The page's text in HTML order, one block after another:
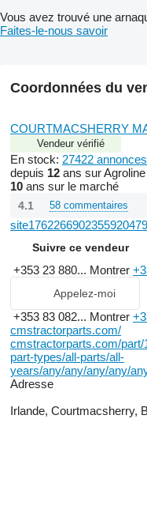
Vous avez trouvé une
Faites-le-nous savoir
Coordonnées du
COURTMACSHERRY
Vendeur vérifié
En stock: 27422 annonces
depuis 12 ans sur Agroline
10 ans sur le marché
4.1 58 commentaires
Suivre ce vendeur
+353 23 880... Montrer
Appelez-moi
+353 83 082... Montrer
cmstractorparts.com/
cmstractorparts.com/
part-types/all-parts/all-
years/any/any/any/any/
Adresse
Irlande, Courtmacsherry,